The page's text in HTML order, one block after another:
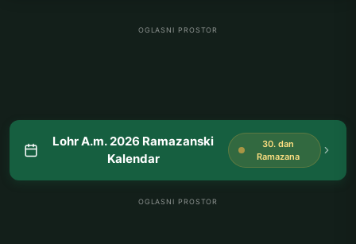
OGLASNI PROSTOR
Lohr A.m. 2026 Ramazanski
Kalendar
30. dan
Ramazana
OGLASNI PROSTOR